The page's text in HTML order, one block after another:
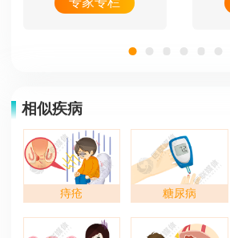
相似疾病
痔疮 糖尿病